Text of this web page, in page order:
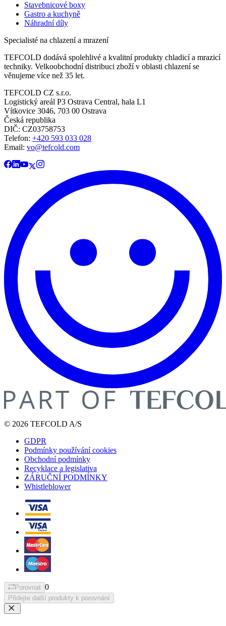
Stavebnicové boxy
Gastro a kuchyně
Náhradní díly
Specialisté na chlazení a mrazení
TEFCOLD dodává spolehlivé a kvalitní produkty chladicí a mrazicí
techniky. Velkoobchodní distribuci zboží v oblasti chlazení se
věnujeme více než 35 let.
TEFCOLD CZ s.r.o.
Logistický areál P3 Ostrava Central, hala L1
Vítkovice 3046, 703 00 Ostrava
Česká republika
DIČ: CZ03758753​​​​​​
Telefon: +420 593 033 028
Email: vo@tefcold.com
© 2026 TEFCOLD A/S
GDPR
Podmínky používání cookies
Obchodní podmínky
Recyklace a legislativa
ZÁRUČNÍ PODMÍNKY
Whistleblower
Porovnat 0
Přidejte další produkty k porovnání